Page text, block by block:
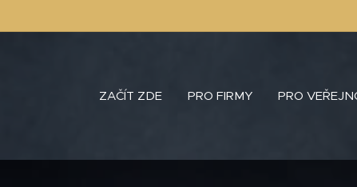
⚜ ZAČÍT ZDE PRO FIRMY PRO